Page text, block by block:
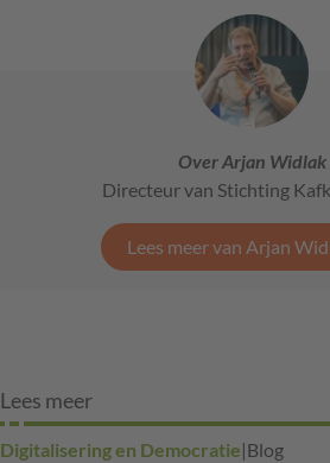
Over Arjan Widlak
Directeur van Stichting
Lees meer van Arjan
Lees meer
Digitalisering en Democratie|Blog